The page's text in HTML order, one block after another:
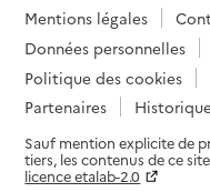
Mentions légales
Données personnelles
Politique des cookies
Partenaires
Sauf mention explicite de
tiers, les contenus de ce
licence etalab-2.0